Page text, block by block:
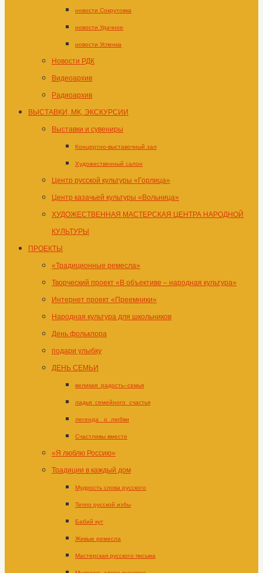
новости Сокрутовка
новости Удачное
новости Успенка
Новости РДК
Видеоархив
Радиоархив
ВЫСТАВКИ, МК, ЭКСКУРСИИ
Выставки и сувениры
Концертно-выставочный зал
Художественный салон
Центр русской культуры «Горлица»
Центр казачьей культуры «Вольница»
ХУДОЖЕСТВЕННАЯ МАСТЕРСКАЯ ЦЕНТРА НАРОДНОЙ
КУЛЬТУРЫ
ПРОЕКТЫ
«Традиционные ремесла»
Творческий проект «В объективе – народная культура»
Интернет проект «Преемники»
Народная культура для школьников
День фольклора
подари улыбку
ДЕНЬ СЕМЬИ
великая_радость–семья
ладья_семейного_счастья
легенда _о_любви
Счастливы вместе
«Я люблю Россию»
Традиции в каждый дом
Мудрость слова русского
Тепло русской избы
Бабий кут
Живые ремесла
Мастерская русского письма